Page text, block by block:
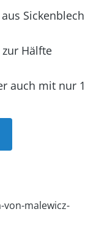
Sickenblech
Hälfte
auch mit nur 1